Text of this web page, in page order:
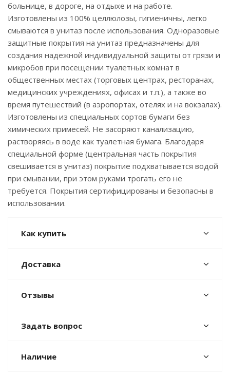
больнице, в дороге, на отдыхе и на работе.
Изготовлены из 100% целлюлозы, гигиеничны, легко
смываются в унитаз после использования. Одноразовые
защитные покрытия на унитаз предназначены для
создания надежной индивидуальной защиты от грязи и
микробов при посещении туалетных комнат в
общественных местах (торговых центрах, ресторанах,
медицинских учреждениях, офисах и т.п.), а также во
время путешествий (в аэропортах, отелях и на вокзалах).
Изготовлены из специальных сортов бумаги без
химических примесей. Не засоряют канализацию,
растворяясь в воде как туалетная бумага. Благодаря
специальной форме (центральная часть покрытия
свешивается в унитаз) покрытие подхватывается водой
при смывании, при этом руками трогать его не
требуется. Покрытия сертифицированы и безопасны в
использовании.
Как купить
Доставка
Отзывы
Задать вопрос
Наличие